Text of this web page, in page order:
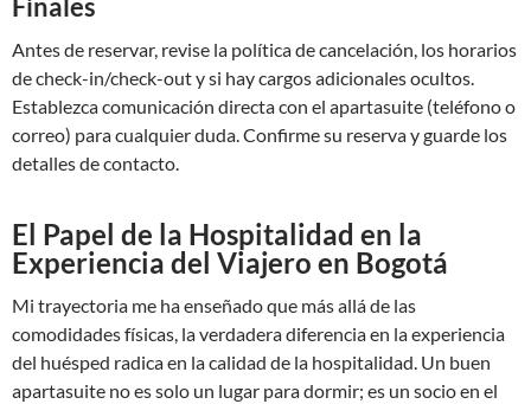
Finales
Antes de reservar, revise la política de cancelación, los horarios
de check-in/check-out y si hay cargos adicionales ocultos.
Establezca comunicación directa con el apartasuite (teléfono o
correo) para cualquier duda. Confirme su reserva y guarde los
detalles de contacto.
El Papel de la Hospitalidad en la
Experiencia del Viajero en Bogotá
Mi trayectoria me ha enseñado que más allá de las
comodidades físicas, la verdadera diferencia en la experiencia
del huésped radica en la calidad de la hospitalidad. Un buen
apartasuite no es solo un lugar para dormir; es un socio en el